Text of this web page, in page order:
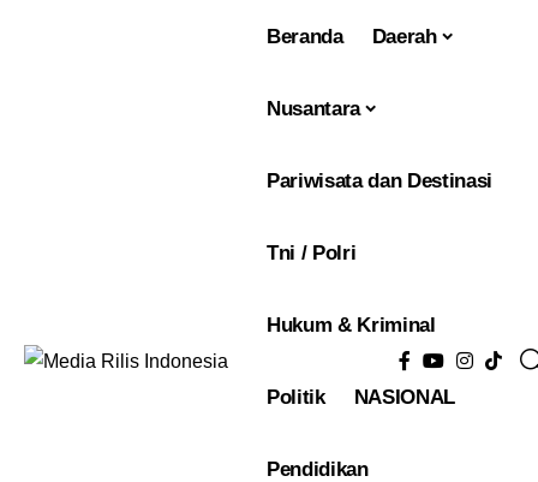
Beranda Daerah
Nusantara
Pariwisata dan Destinasi
Tni / Polri
Hukum & Kriminal
Politik NASIONAL
Pendidikan